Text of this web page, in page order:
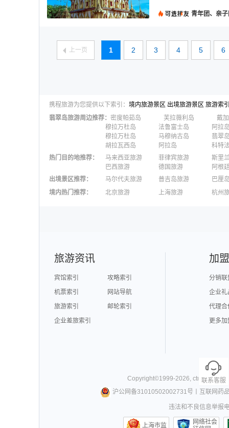
青年团、亲
上一页 1 2 3 4 5 6
携程旅游为您提供以下索引： 境内旅游景区 出境旅游景区 旅游索
翡翠岛旅游周边推荐： 密度帕茹岛 芙拉薇利岛
戴
穆拉万杜岛
法鲁富士岛
阿拉
穆拉万杜岛
马穆纳古岛
翡翠
胡拉瓦西岛
阿拉岛
科特
热门目的地推荐： 马来西亚旅游 菲律宾旅游
斯里
巴西旅游
德国旅游
阿根
出境景区推荐： 马尔代夫旅游 普吉岛旅游
巴厘
澳大利亚旅游
毛里求斯旅游
苏梅
境内热门推荐： 北京旅游 上海旅游
杭州
联系客服
旅游资讯
宾馆索引
攻略索引
机票索引
网站导航
旅游索引
邮轮索引
企业差旅索引
加
分销联
企业礼
代理合
更多
Copyright©1999-2026, ctrip.com.
沪公网备31010502002731号
互联网药
违法和不良信息举报
上海市监
网络社会